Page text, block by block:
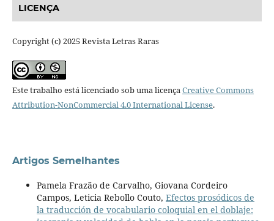
LICENÇA
Copyright (c) 2025 Revista Letras Raras
Este trabalho está licenciado sob uma licençaCreative Commons
Attribution-NonCommercial 4.0 International License.
Artigos Semelhantes
Pamela Frazão de Carvalho, Giovana Cordeiro
Campos, Leticia Rebollo Couto, Efectos prosódicos de
la traducción de vocabulario coloquial en el doblaje: